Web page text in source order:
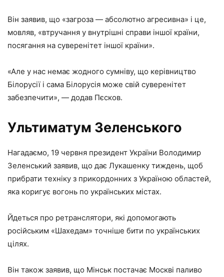
Він заявив, що «загроза — абсолютно агресивна» і це,
мовляв, «втручання у внутрішні справи іншої країни,
посягання на суверенітет іншої країни».
«Але у нас немає жодного сумніву, що керівництво
Білорусії і сама Білорусія може свій суверенітет
забезпечити», — додав Пєсков.
Ультиматум Зеленського
Нагадаємо, 19 червня президент України Володимир
Зеленський заявив, що дає Лукашенку тиждень, щоб
прибрати техніку з прикордонних з Україною областей,
яка коригує вогонь по українських містах.
Йдеться про ретранслятори, які допомогають
російським «Шахедам» точніше бити по українських
цілях.
Він також заявив, що Мінськ постачає Москві паливо